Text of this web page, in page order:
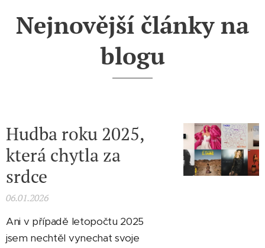
Nejnovější články na
blogu
Hudba roku 2025,
která chytla za
srdce
06.01.2026
Ani v případě letopočtu 2025
jsem nechtěl vynechat svoje